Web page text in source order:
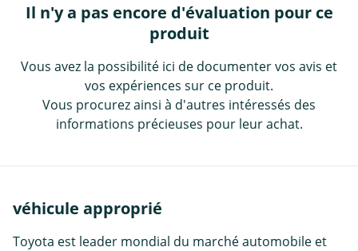
Il n'y a pas encore d'évaluation pour ce
produit
Vous avez la possibilité ici de documenter vos avis et
vos expériences sur ce produit.
Vous procurez ainsi à d'autres intéressés des
informations précieuses pour leur achat.
véhicule approprié
Toyota est leader mondial du marché automobile et